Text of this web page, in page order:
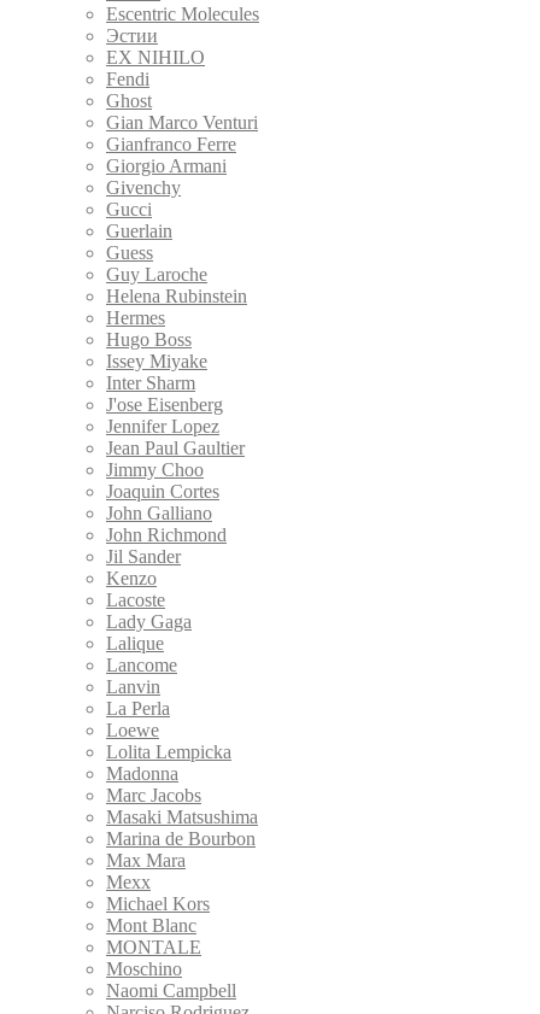
Escentric Molecules
Эстии
EX NIHILO
Fendi
Ghost
Gian Marco Venturi
Gianfranco Ferre
Giorgio Armani
Givenchy
Gucci
Guerlain
Guess
Guy Laroche
Helena Rubinstein
Hermes
Hugo Boss
Issey Miyake
Inter Sharm
J'ose Eisenberg
Jennifer Lopez
Jean Paul Gaultier
Jimmy Choo
Joaquin Cortes
John Galliano
John Richmond
Jil Sander
Kenzo
Lacoste
Lady Gaga
Lalique
Lancome
Lanvin
La Perla
Loewe
Lolita Lempicka
Madonna
Marc Jacobs
Masaki Matsushima
Marina de Bourbon
Max Mara
Mexx
Michael Kors
Mont Blanc
MONTALE
Moschino
Naomi Campbell